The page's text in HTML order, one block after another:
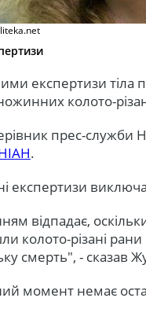
експертизи тіла
колото-
прес-служби
.
експертизи
відпадає,
колото-різані
смерть", - сказав
момент немає